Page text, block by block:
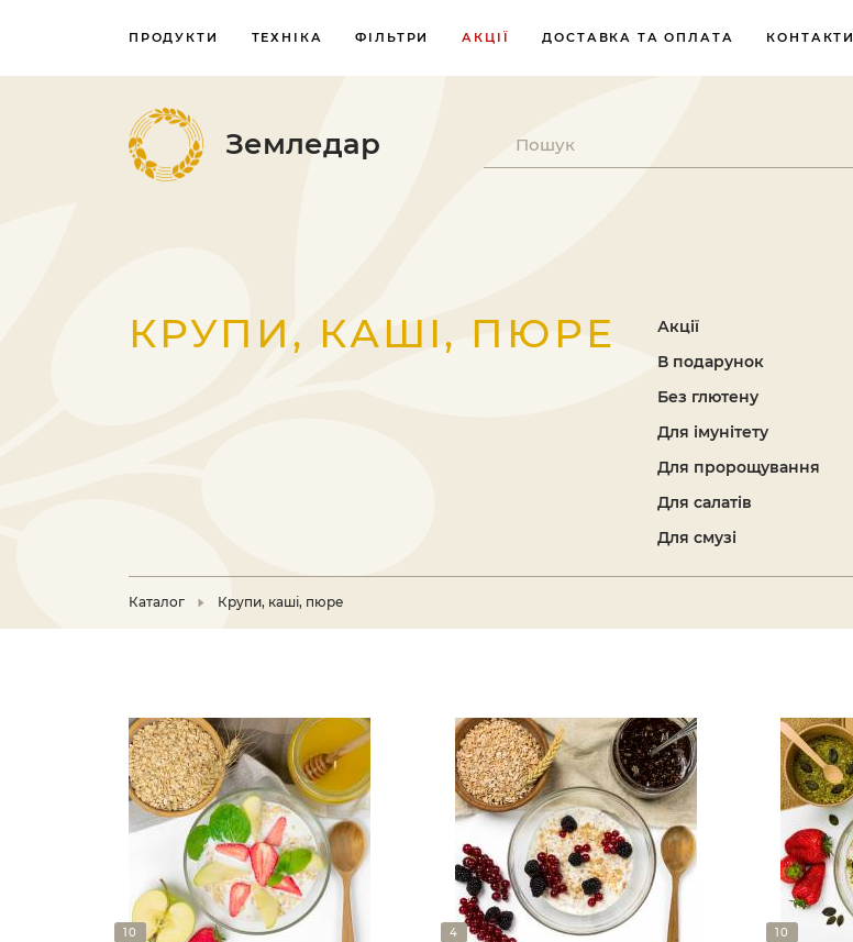
ПРОДУКТИ ТЕХНІКА ФІЛЬТРИ АКЦІЇ ДОСТАВКА ТА ОПЛАТА КОНТАКТИ
Земледар
КРУПИ, КАШІ, ПЮРЕ
Акції
В подарунок
Без глютену
Для імунітету
Для пророщування
Для салатів
Для смузі
Каталог Крупи, каші, пюре
10 4 10